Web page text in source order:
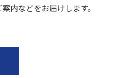
内などをお届けします。